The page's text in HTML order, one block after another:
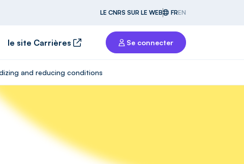
LE CNRS SUR LE WEB FREN
le site Carrières Se connecter
and reducing conditions